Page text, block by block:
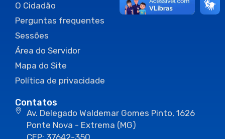
O Cidadão
Perguntas frequentes
Sessões
Área do Servidor
Mapa do Site
Política de privacidade
Contatos
Av. Delegado Waldemar Gomes Pinto, 1626
Ponte Nova - Extrema (MG)